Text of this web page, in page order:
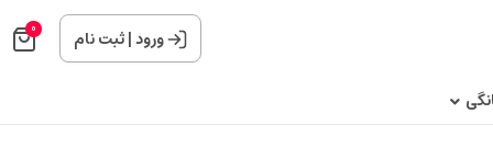
ورود|ثبت نام 0